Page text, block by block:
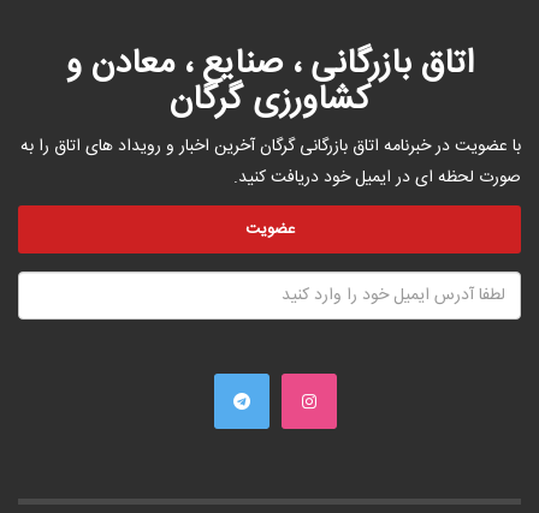
اتاق بازرگانی ، صنایع ، معادن و
کشاورزی گرگان
با عضویت در خبرنامه اتاق بازرگانی گرگان آخرین اخبار و رویداد های اتاق را به
صورت لحظه ای در ایمیل خود دریافت کنید.